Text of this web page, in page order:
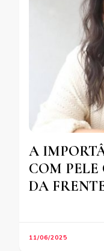
A
COM
DA
11/06/2025